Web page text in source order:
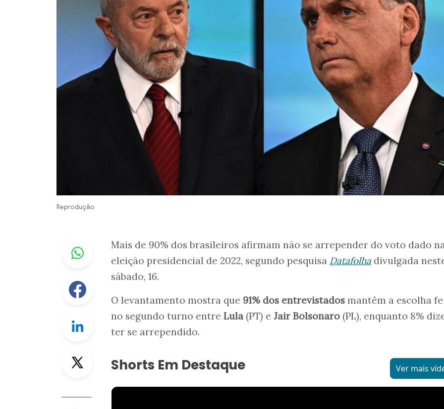
Reprodução
Whastapp
Facebook
Linkedin
Mais de 90% dos brasileiros afirmam não se arrepender do voto dado
eleição presidencial de 2022, segundo pesquisa Datafolha divulgada
sábado, 16.
O levantamento mostra que 91% dos entrevistados mantêm a escolha
no segundo turno entre Lula (PT) e Jair Bolsonaro (PL), enquanto 8%
ter se arrependido.
Shorts Em Destaque Ver mais